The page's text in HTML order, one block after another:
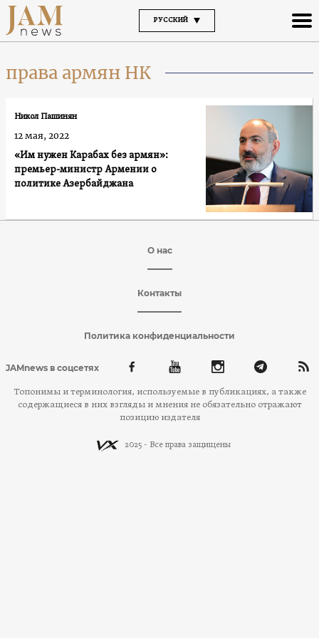
РУССКИЙ
права армян НК
«Им нужен Карабах без армян»:
премьер-министр Армении о
политике Азербайджана
Никол Пашинян
12 мая, 2022
О нас
Контакты
Политика конфиденциальности
JAMnews в соцсетях
Топонимы и терминология, используемые в публикациях, а также
содержащиеся в них взгляды и мнения не обязательно отражают
позицию издателя
2025 - Все права защищены